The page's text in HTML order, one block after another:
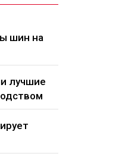
шин на
лучшие